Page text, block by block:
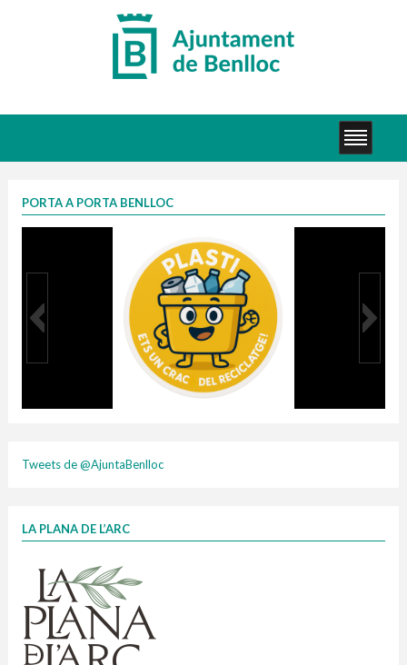
PORTA A PORTA BENLLOC
1 contenidors intel·ligents
Finançat per la Unió Europea – NextGenerationEU
Tweets de @AjuntaBenlloc
LA PLANA DE L’ARC